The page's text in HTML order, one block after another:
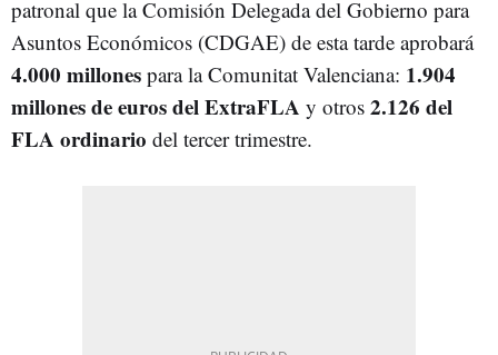
patronal que la Comisión Delegada del Gobierno para
Asuntos Económicos (CDGAE) de esta tarde aprobará
4.000 millones para la Comunitat Valenciana: 1.904
millones de euros del ExtraFLA y otros 2.126 del
FLA ordinario del tercer trimestre.